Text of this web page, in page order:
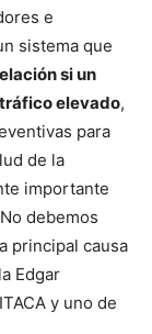
e
sistema que
si un
elevado,
para
de la
importante
debemos
principal causa
Edgar
y uno de